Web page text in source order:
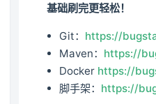
基础刷完更轻松！
Git： https://
Maven： https://
Docker https://
脚手架： https://